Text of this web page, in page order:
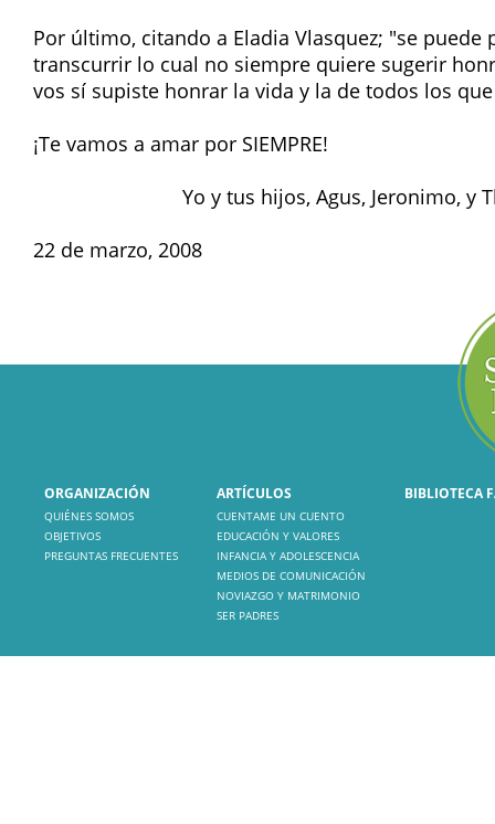
Por último, citando a Eladia Vlasquez; "se puede
transcurrir lo cual no siempre quiere sugerir
vos sí supiste honrar la vida y la de todos los
¡Te vamos a amar por SIEMPRE!
Yo y tus hijos, Agus, Jeronimo, y
22 de marzo, 2008
ORGANIZACIÓN
QUIÉNES SOMOS
OBJETIVOS
PREGUNTAS FRECUENTES
ARTÍCULOS
CUENTAME UN CUENTO
EDUCACIÓN Y VALORES
INFANCIA Y ADOLESCENCIA
MEDIOS DE COMUNICACIÓN
NOVIAZGO Y MATRIMONIO
SER PADRES
BIBLIOTECA